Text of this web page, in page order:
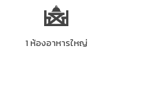
1 ห้องอาหารใหญ่